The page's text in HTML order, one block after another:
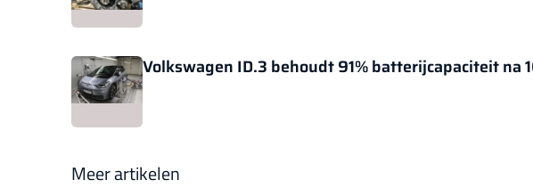
Volkswagen ID.3 behoudt 91% batterijcapaciteit na
Meer artikelen